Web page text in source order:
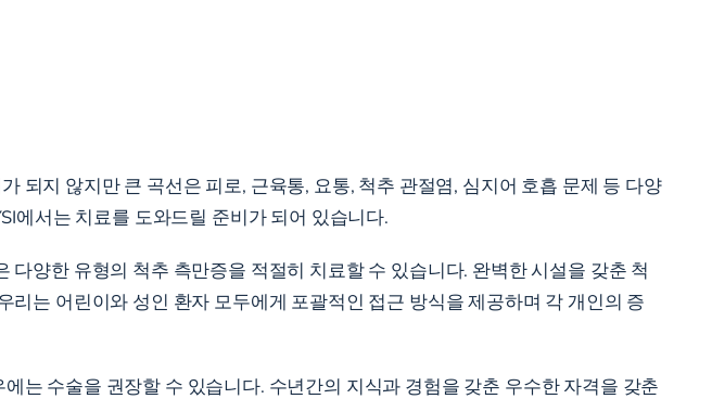
되지 않지만 큰 곡선은 피로, 근육통, 요통, 척추 관절염, 심지어 호흡 문제 등 다양
에서는 치료를 도와드릴 준비가 되어 있습니다.
양한 유형의 척추 측만증을 적절히 치료할 수 있습니다. 완벽한 시설을 갖춘 척
는 어린이와 성인 환자 모두에게 포괄적인 접근 방식을 제공하며 각 개인의 증
는 수술을 권장할 수 있습니다. 수년간의 지식과 경험을 갖춘 우수한 자격을 갖춘